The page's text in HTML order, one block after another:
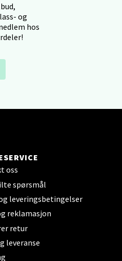
og
hos
oss
spørsmål
leveringsbetingelser
reklamasjon
retur
leveranse